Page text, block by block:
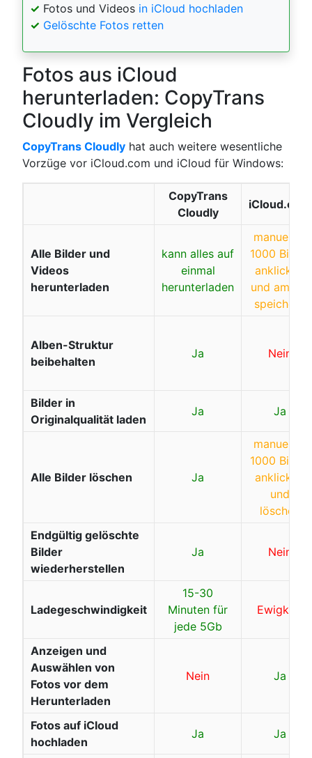
✓ Fotos und Videos in iCloud hochladen
✓ Gelöschte Fotos retten
Fotos aus iCloud
herunterladen: CopyTrans
Cloudly im Vergleich
CopyTrans Cloudly hat auch weitere wesentliche
Vorzüge vor iCloud.com und iCloud für Windows:
CopyTrans
Cloudly
iCloud.com
Alle Bilder und
Videos
herunterladen
kann alles auf
einmal
herunterladen
manuell je
1000 Bilder
anklicken
und am PC
speichern
Alben-Struktur
beibehalten
Ja Nein
Bilder in
Originalqualität laden
Ja Ja
Alle Bilder löschen Ja
manuell je
1000 Bilder
anklicken
und
löschen
Endgültig gelöschte
Bilder
wiederherstellen
Ja Nein
Ladegeschwindigkeit
15-30
Minuten für
jede 5Gb
Ewigkeit
Anzeigen und
Auswählen von
Fotos vor dem
Herunterladen
Nein Ja
Fotos auf iCloud
hochladen
Ja Ja